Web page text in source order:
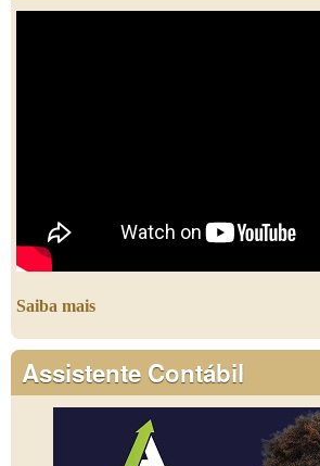
Saiba mais
Assistente Contábil